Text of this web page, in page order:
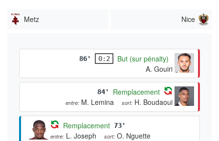
Metz Nice
86' 0:2
But (sur pénalty)
A. Gouiri
84' Remplacement
entre: M. Lemina sort: H. Boudaoui
Remplacement 73'
entre: L. Joseph sort: O. Nguette